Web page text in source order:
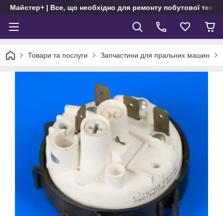
Майстер+ | Все, що необхідно для ремонту побутової
Товари та послуги Запчастини для пральних машин